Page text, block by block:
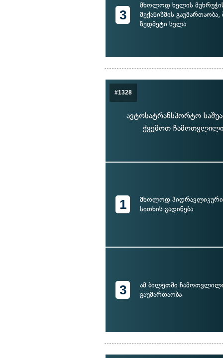
3
მხოლოდ ხელის
მექანიზმის გაუმართაობა,
ზედმეტი სვლა
#1328
ავტოსატრანსპორტო
ქვემოთ ჩამოთვლილი
1
მხოლოდ ჰიდრავლიკური
სითხის გადინება
3
ამ ბილეთში
გაუმართაობა